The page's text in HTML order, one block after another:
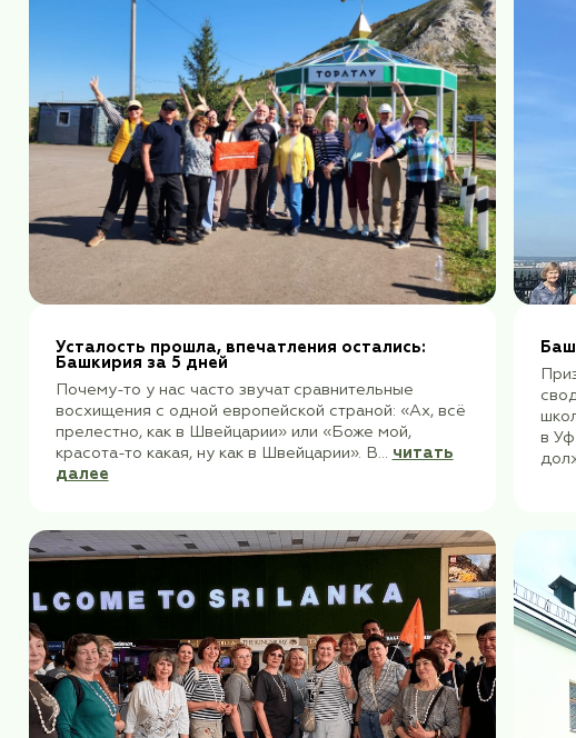
Wenn Engel reisen, scheint die Sonne: Когда
путешествуют ангелы, светит солнце.
Путешествуя по Кенигсбергу, отдыхая в Раушене,
прогуливаясь по милым курортным городкам
бывшей Пруссии, наш гид Владимир заметил, как же
нам повезло с погодой и вспомнил по этому поводу
немецкую народ...читать далее